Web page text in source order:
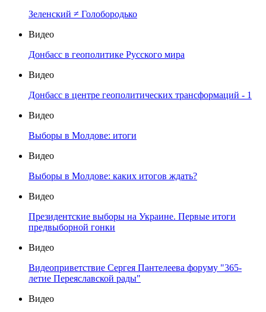
Зеленский ≠ Голобородько
Видео
Донбасс в геополитике Русского мира
Видео
Донбасс в центре геополитических трансформаций - 1
Видео
Выборы в Молдове: итоги
Видео
Выборы в Молдове: каких итогов ждать?
Видео
Президентские выборы на Украине. Первые итоги
предвыборной гонки
Видео
Видеоприветствие Сергея Пантелеева форуму "365-
летие Переяславской рады"
Видео